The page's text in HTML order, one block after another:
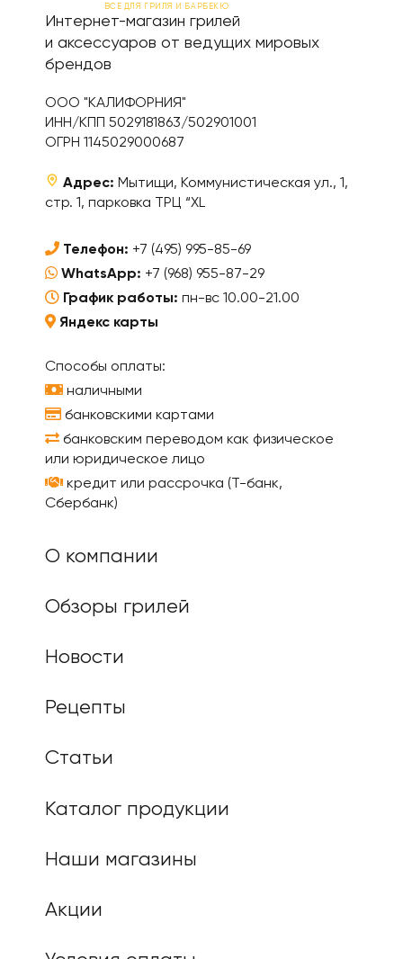
ВСЕ ДЛЯ ГРИЛЯ И БАРБЕКЮ
Интернет-магазин грилей
и аксессуаров от ведущих мировых
брендов
ООО "КАЛИФОРНИЯ"
ИНН/КПП 5029181863/502901001
ОГРН 1145029000687
Адрес: Мытищи, Коммунистическая ул., 1,
стр. 1, парковка ТРЦ “XL
Телефон: +7 (495) 995-85-69
WhatsApp: +7 (968) 955-87-29
График работы: пн-вс 10.00-21.00
Яндекс карты
Способы оплаты:
наличными
банковскими картами
банковским переводом как физическое
или юридическое лицо
кредит или рассрочка (Т-банк,
Сбербанк)
О компании
Обзоры грилей
Новости
Рецепты
Статьи
Каталог продукции
Наши магазины
Акции